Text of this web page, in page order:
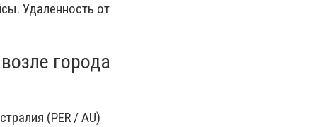
Удаленность от
города
(PER / AU)